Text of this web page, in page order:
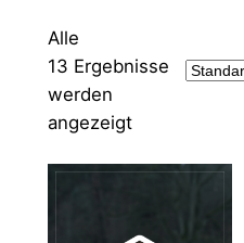
Alle
13 Ergebnisse
werden
angezeigt